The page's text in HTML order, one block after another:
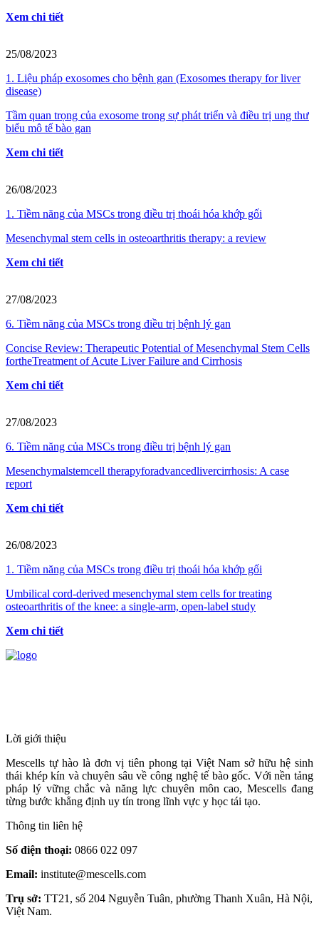
Xem chi tiết
25/08/2023
1. Liệu pháp exosomes cho bệnh gan (Exosomes therapy for liver
disease)
Tầm quan trọng của exosome trong sự phát triển và điều trị ung thư
biểu mô tế bào gan
Xem chi tiết
26/08/2023
1. Tiềm năng của MSCs trong điều trị thoái hóa khớp gối
Mesenchymal stem cells in osteoarthritis therapy: a review
Xem chi tiết
27/08/2023
6. Tiềm năng của MSCs trong điều trị bệnh lý gan
Concise Review: Therapeutic Potential of Mesenchymal Stem Cells
fortheTreatment of Acute Liver Failure and Cirrhosis
Xem chi tiết
27/08/2023
6. Tiềm năng của MSCs trong điều trị bệnh lý gan
Mesenchymalstemcell therapyforadvancedlivercirrhosis: A case
report
Xem chi tiết
26/08/2023
1. Tiềm năng của MSCs trong điều trị thoái hóa khớp gối
Umbilical cord‐derived mesenchymal stem cells for treating
osteoarthritis of the knee: a single‐arm, open‐label study
Xem chi tiết
Lời giới thiệu
Mescells tự hào là đơn vị tiên phong tại Việt Nam sở hữu hệ sinh
thái khép kín và chuyên sâu về công nghệ tế bào gốc. Với nền tảng
pháp lý vững chắc và năng lực chuyên môn cao, Mescells đang
từng bước khẳng định uy tín trong lĩnh vực y học tái tạo.
Thông tin liên hệ
Số điện thoại: 0866 022 097
Email: institute@mescells.com
Trụ sở: TT21, số 204 Nguyễn Tuân, phường Thanh Xuân, Hà Nội,
Việt Nam.